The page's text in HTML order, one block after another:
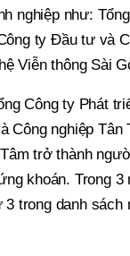
nghiệp như:
ty Đầu tư và
Viễn thông Sài
Công ty Phát
Công nghiệp Tân
trở thành
khoán. Trong 3
trong danh sách